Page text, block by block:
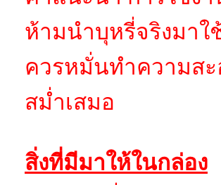
ห้ามนำบุหรี่จริงมาใ
ควรหมั่นทำความสะ
สม่ำเสมอ
สิ่งที่มีมาให้ในกล่อง